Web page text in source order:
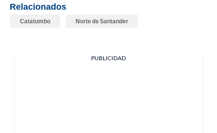
Relacionados
Catatumbo Norte de Santander
PUBLICIDAD